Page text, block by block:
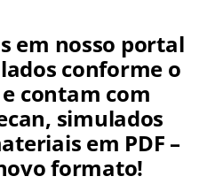
em nosso portal
conforme o
contam com
simulados
em PDF –
formato!